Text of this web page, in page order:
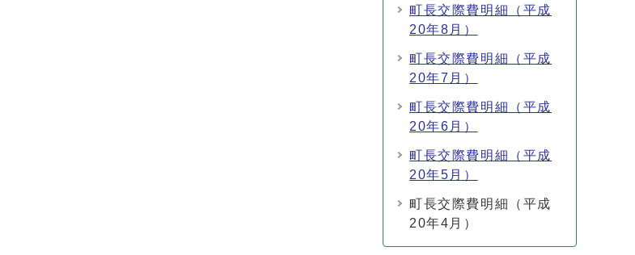
町長交際費明細（平成
20年8月）
町長交際費明細（平成
20年7月）
町長交際費明細（平成
20年6月）
町長交際費明細（平成
20年5月）
町長交際費明細（平成
20年4月）